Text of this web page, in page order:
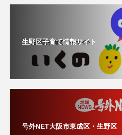
生野区子育て情報サイト
号外NET大阪市東成区・生野区